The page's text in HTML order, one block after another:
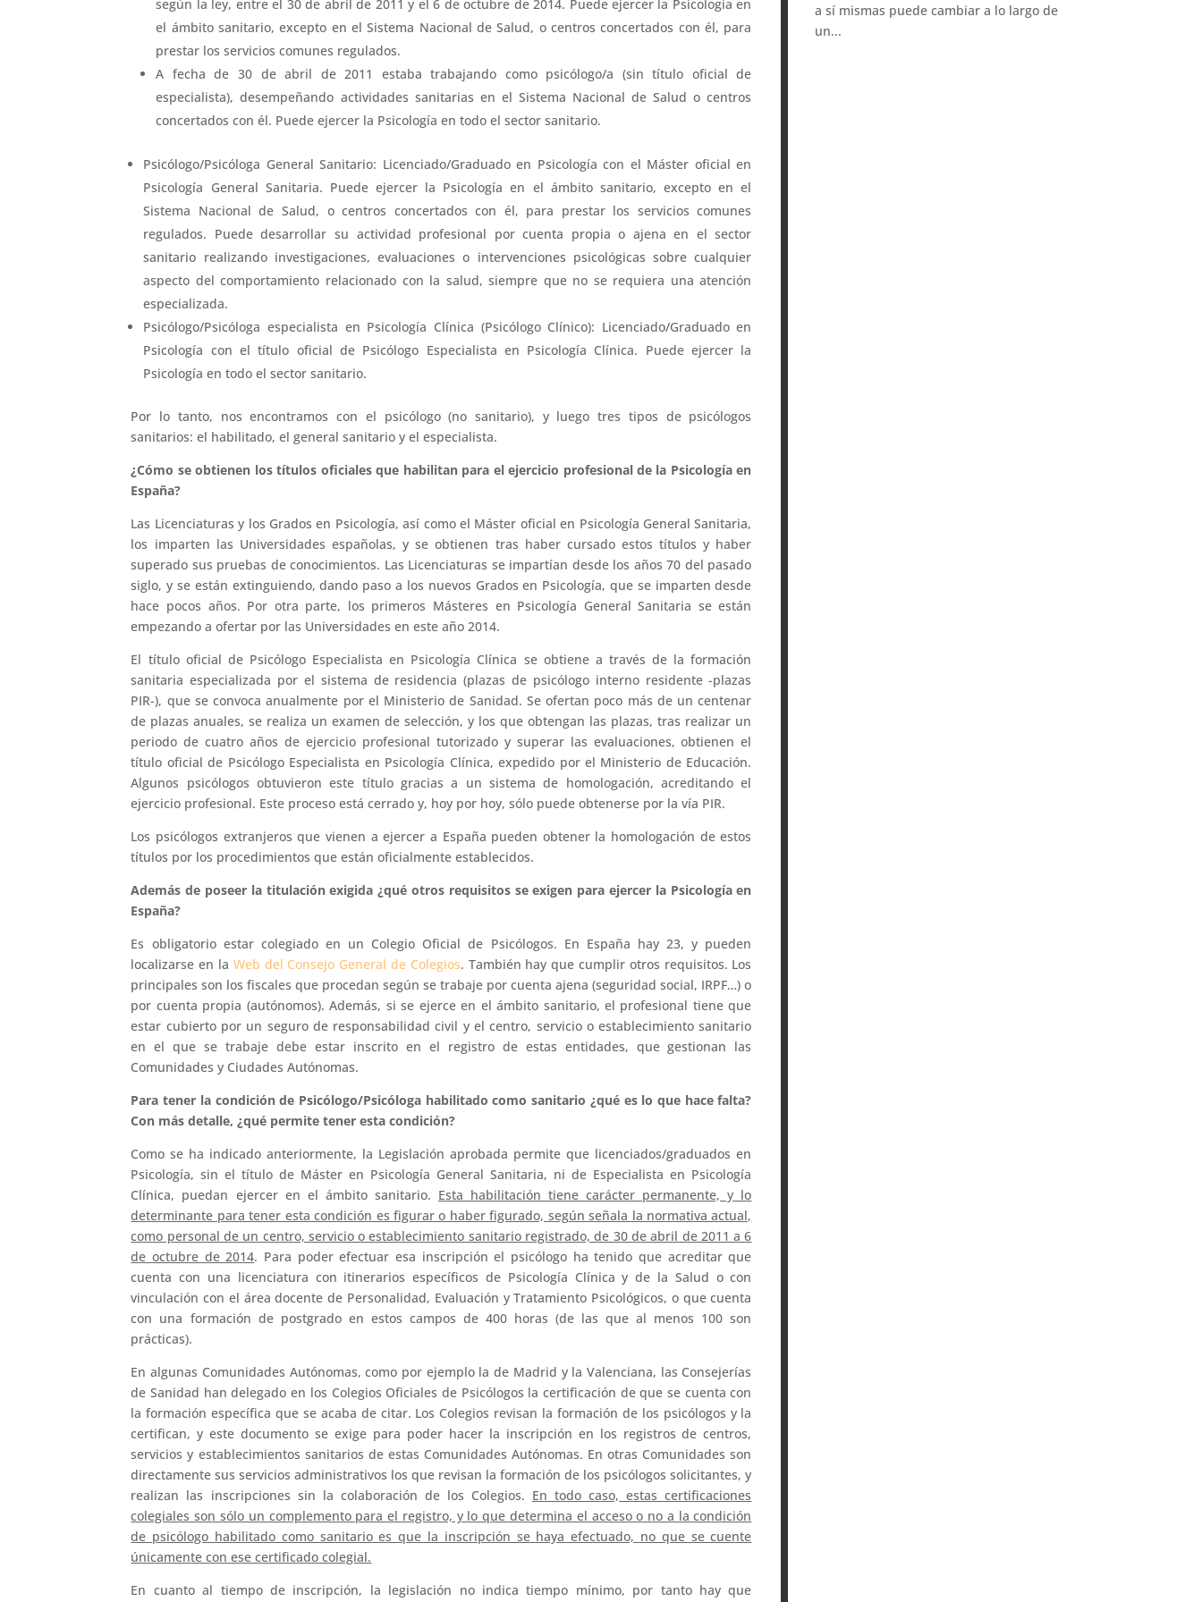
según la ley, entre el 30 de abril de 2011 y el 6 de octubre de 2014. Puede ejercer la Psicología en
el ámbito sanitario, excepto en el Sistema Nacional de Salud, o centros concertados con él, para
prestar los servicios comunes regulados.
A fecha de 30 de abril de 2011 estaba trabajando como psicólogo/a (sin título oficial de
especialista), desempeñando actividades sanitarias en el Sistema Nacional de Salud o centros
concertados con él. Puede ejercer la Psicología en todo el sector sanitario.
Psicólogo/Psicóloga General Sanitario: Licenciado/Graduado en Psicología con el Máster oficial en
Psicología General Sanitaria. Puede ejercer la Psicología en el ámbito sanitario, excepto en el
Sistema Nacional de Salud, o centros concertados con él, para prestar los servicios comunes
regulados. Puede desarrollar su actividad profesional por cuenta propia o ajena en el sector
sanitario realizando investigaciones, evaluaciones o intervenciones psicológicas sobre cualquier
aspecto del comportamiento relacionado con la salud, siempre que no se requiera una atención
especializada.
Psicólogo/Psicóloga especialista en Psicología Clínica (Psicólogo Clínico): Licenciado/Graduado en
Psicología con el título oficial de Psicólogo Especialista en Psicología Clínica. Puede ejercer la
Psicología en todo el sector sanitario.
Por lo tanto, nos encontramos con el psicólogo (no sanitario), y luego tres tipos de psicólogos
sanitarios: el habilitado, el general sanitario y el especialista.
¿Cómo se obtienen los títulos oficiales que habilitan para el ejercicio profesional de la Psicología en
España?
Las Licenciaturas y los Grados en Psicología, así como el Máster oficial en Psicología General Sanitaria,
los imparten las Universidades españolas, y se obtienen tras haber cursado estos títulos y haber
superado sus pruebas de conocimientos. Las Licenciaturas se impartían desde los años 70 del pasado
siglo, y se están extinguiendo, dando paso a los nuevos Grados en Psicología, que se imparten desde
hace pocos años. Por otra parte, los primeros Másteres en Psicología General Sanitaria se están
empezando a ofertar por las Universidades en este año 2014.
El título oficial de Psicólogo Especialista en Psicología Clínica se obtiene a través de la formación
sanitaria especializada por el sistema de residencia (plazas de psicólogo interno residente -plazas
PIR-), que se convoca anualmente por el Ministerio de Sanidad. Se ofertan poco más de un centenar
de plazas anuales, se realiza un examen de selección, y los que obtengan las plazas, tras realizar un
periodo de cuatro años de ejercicio profesional tutorizado y superar las evaluaciones, obtienen el
título oficial de Psicólogo Especialista en Psicología Clínica, expedido por el Ministerio de Educación.
Algunos psicólogos obtuvieron este título gracias a un sistema de homologación, acreditando el
ejercicio profesional. Este proceso está cerrado y, hoy por hoy, sólo puede obtenerse por la vía PIR.
Los psicólogos extranjeros que vienen a ejercer a España pueden obtener la homologación de estos
títulos por los procedimientos que están oficialmente establecidos.
Además de poseer la titulación exigida ¿qué otros requisitos se exigen para ejercer la Psicología en
España?
Es obligatorio estar colegiado en un Colegio Oficial de Psicólogos. En España hay 23, y pueden
localizarse en la Web del Consejo General de Colegios. También hay que cumplir otros requisitos. Los
principales son los fiscales que procedan según se trabaje por cuenta ajena (seguridad social, IRPF…) o
por cuenta propia (autónomos). Además, si se ejerce en el ámbito sanitario, el profesional tiene que
estar cubierto por un seguro de responsabilidad civil y el centro, servicio o establecimiento sanitario
en el que se trabaje debe estar inscrito en el registro de estas entidades, que gestionan las
Comunidades y Ciudades Autónomas.
Para tener la condición de Psicólogo/Psicóloga habilitado como sanitario ¿qué es lo que hace falta?
Con más detalle, ¿qué permite tener esta condición?
Como se ha indicado anteriormente, la Legislación aprobada permite que licenciados/graduados en
Psicología, sin el título de Máster en Psicología General Sanitaria, ni de Especialista en Psicología
Clínica, puedan ejercer en el ámbito sanitario. Esta habilitación tiene carácter permanente, y lo
determinante para tener esta condición es figurar o haber figurado, según señala la normativa actual,
como personal de un centro, servicio o establecimiento sanitario registrado, de 30 de abril de 2011 a 6
de octubre de 2014. Para poder efectuar esa inscripción el psicólogo ha tenido que acreditar que
cuenta con una licenciatura con itinerarios específicos de Psicología Clínica y de la Salud o con
vinculación con el área docente de Personalidad, Evaluación y Tratamiento Psicológicos, o que cuenta
con una formación de postgrado en estos campos de 400 horas (de las que al menos 100 son
prácticas).
En algunas Comunidades Autónomas, como por ejemplo la de Madrid y la Valenciana, las Consejerías
de Sanidad han delegado en los Colegios Oficiales de Psicólogos la certificación de que se cuenta con
la formación específica que se acaba de citar. Los Colegios revisan la formación de los psicólogos y la
certifican, y este documento se exige para poder hacer la inscripción en los registros de centros,
servicios y establecimientos sanitarios de estas Comunidades Autónomas. En otras Comunidades son
directamente sus servicios administrativos los que revisan la formación de los psicólogos solicitantes, y
realizan las inscripciones sin la colaboración de los Colegios. En todo caso, estas certificaciones
colegiales son sólo un complemento para el registro, y lo que determina el acceso o no a la condición
de psicólogo habilitado como sanitario es que la inscripción se haya efectuado, no que se cuente
únicamente con ese certificado colegial.
En cuanto al tiempo de inscripción, la legislación no indica tiempo mínimo, por tanto hay que
a sí mismas puede cambiar a lo largo de
un...